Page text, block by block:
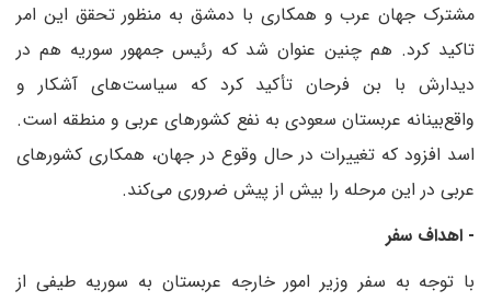
مشترک جهان عرب و همکاری با دمشق به منظور تحقق این امر
تاکید کرد. هم چنین عنوان شد که رئیس جمهور سوریه هم در
دیدارش با بن فرحان تأکید کرد که سیاست‌های آشکار و
واقع‌بینانه عربستان سعودی به نفع کشورهای عربی و منطقه است.
اسد افزود که تغییرات در حال وقوع در جهان، همکاری کشورهای
عربی در این مرحله را بیش از پیش ضروری می‌کند.
- اهداف سفر
با توجه به سفر وزیر امور خارجه عربستان به سوریه طیفی از